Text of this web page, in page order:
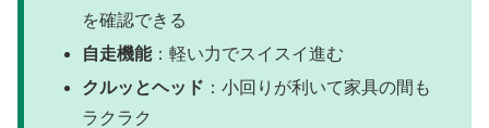
を確認できる
自走機能：軽い力でスイスイ進む
クルッとヘッド ：小回りが利いて家具の間も
ラクラク